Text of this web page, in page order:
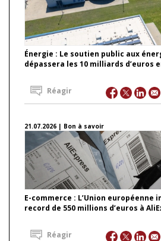
Énergie : Le soutien public aux
dépassera les 10 milliards d’euros
Réagir
21.07.2026 | Bon à savoir
E-commerce : L’Union européenne
record de 550 millions d’euros à
Réagir